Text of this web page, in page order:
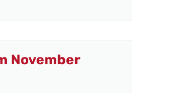
November